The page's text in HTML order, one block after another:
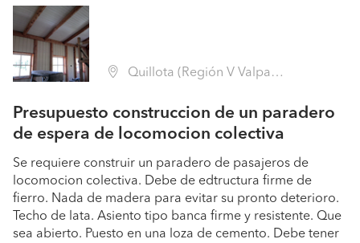
Quillota (Región V Valparaíso - Quillota)
Presupuesto construccion de un paradero
de espera de locomocion colectiva
Se requiere construir un paradero de pasajeros de
locomocion colectiva. Debe de edtructura firme de
fierro. Nada de madera para evitar su pronto deterioro.
Techo de lata. Asiento tipo banca firme y resistente. Que
sea abierto. Puesto en una loza de cemento. Debe tener